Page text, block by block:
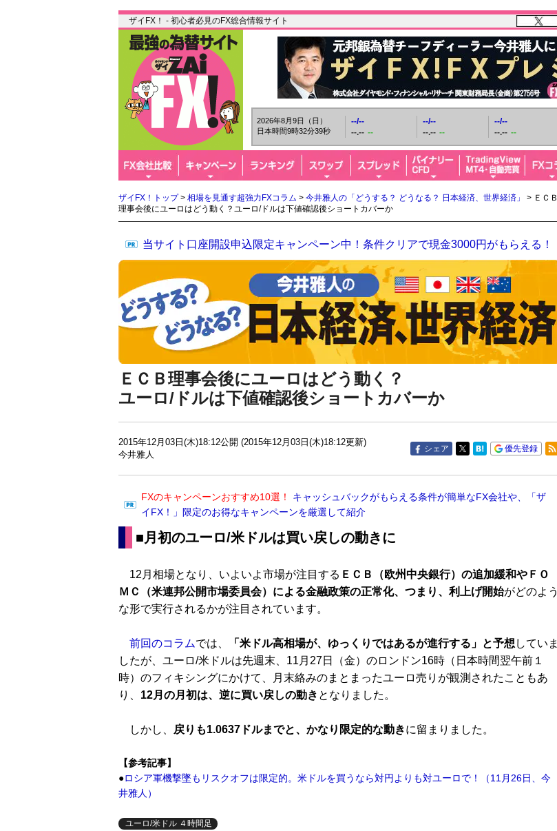
ザイFX！ - 初心者必見のFX総合情報サイト
2026年8月9日（日）
日本時間9時32分40秒
--/--
--.-- --
--/--
--.-- --
--/--
--.-- --
ザイFX！トップ> 相場を見通す超強力FXコラム > 今井雅人の「どうする？ どうなる？ 日本経済、世界経済」
> ＥＣＢ
理事会後にユーロはどう動く？ユーロ/ドルは下値確認後ショートカバーか
当サイト口座開設申込限定キャンペーン中！条件クリアで現金3000円がもらえる！
ＥＣＢ理事会後にユーロはどう動く？
ユーロ/ドルは下値確認後ショートカバーか
2015年12月03日(木)18:12公開 (2015年12月03日(木)18:12更新)
今井雅人
シェア 優先登録
FXのキャンペーンおすすめ10選！
キャッシュバックがもらえる条件が簡単なFX会社や、「ザ
イFX！」限定のお得なキャンペーンを厳選して紹介
■月初のユーロ/米ドルは買い戻しの動きに
12月相場となり、いよいよ市場が注目する ＥＣＢ（欧州中央銀行）の追加緩和やＦＯ
ＭＣ（米連邦公開市場委員会）による金融政策の正常化、つまり、利上げ開始がどのよう
な形で実行されるかが注目されています。
前回のコラムでは、 「米ドル高相場が、ゆっくりではあるが進行する」と予想 していま
したが、ユーロ/米ドルは先週末、11月27日（金）のロンドン16時（日本時間翌午前１
時）のフィキシングにかけて、月末絡みのまとまったユーロ売りが観測されたこともあ
り、 12月の月初は、逆に買い戻しの動き となりました。
しかし、 戻りも1.0637ドルまでと、かなり限定的な動きに留まりました。
【参考記事】
●ロシア軍機撃墜もリスクオフは限定的。米ドルを買うなら対円よりも対ユーロで！（11月26日、今
井雅人）
ユーロ/米ドル ４時間足